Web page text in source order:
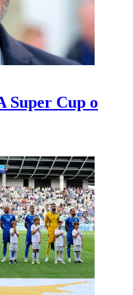
Super Cup ο